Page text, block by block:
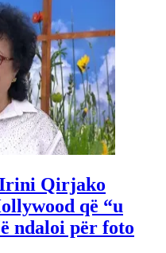
Irini Qirjako
që “u
ndaloi për foto